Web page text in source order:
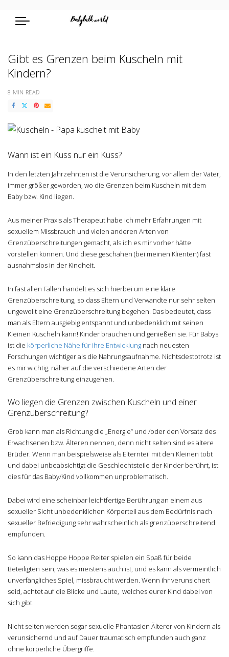
Gibt es Grenzen beim Kuscheln mit
Kindern?
8 MIN READ
Wann ist ein Kuss nur ein Kuss?
In den letzten Jahrzehnten ist die Verunsicherung, vor allem der Väter,
immer größer geworden, wo die Grenzen beim Kuscheln mit dem
Baby bzw. Kind liegen.
Aus meiner Praxis als Therapeut habe ich mehr Erfahrungen mit
sexuellem Missbrauch und vielen anderen Arten von
Grenzüberschreitungen gemacht, als ich es mir vorher hätte
vorstellen können. Und diese geschahen (bei meinen Klienten) fast
ausnahmslos in der Kindheit.
In fast allen Fällen handelt es sich hierbei um eine klare
Grenzüberschreitung, so dass Eltern und Verwandte nur sehr selten
ungewollt eine Grenzüberschreitung begehen. Das bedeutet, dass
man als Eltern ausgiebig entspannt und unbedenklich mit seinen
Kleinen Kuscheln kann! Kinder brauchen und genießen sie. Für Babys
ist die körperliche Nähe für ihre Entwicklung nach neuesten
Forschungen wichtiger als die Nahrungsaufnahme. Nichtsdestotrotz ist
es mir wichtig, näher auf die verschiedene Arten der
Grenzüberschreitung einzugehen.
Wo liegen die Grenzen zwischen Kuscheln und einer
Grenzüberschreitung?
Grob kann man als Richtung die „Energie“ und /oder den Vorsatz des
Erwachsenen bzw. Älteren nennen, denn nicht selten sind es ältere
Brüder. Wenn man beispielsweise als Elternteil mit den Kleinen tobt
und dabei unbeabsichtigt die Geschlechtsteile der Kinder berührt, ist
dies für das Baby/Kind vollkommen unproblematisch.
Dabei wird eine scheinbar leichtfertige Berührung an einem aus
sexueller Sicht unbedenklichen Körperteil aus dem Bedürfnis nach
sexueller Befriedigung sehr wahrscheinlich als grenzüberschreitend
empfunden.
So kann das Hoppe Hoppe Reiter spielen ein Spaß für beide
Beteiligten sein, was es meistens auch ist, und es kann als vermeintlich
unverfängliches Spiel, missbraucht werden. Wenn ihr verunsichert
seid, achtet auf die Blicke und Laute, welches eurer Kind dabei von
sich gibt.
Nicht selten werden sogar sexuelle Phantasien Älterer von Kindern als
verunsichernd und auf Dauer traumatisch empfunden auch ganz
ohne körperliche Übergriffe.